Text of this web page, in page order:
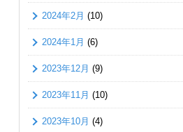
2024年2月 (10)
2024年1月 (6)
2023年12月 (9)
2023年11月 (10)
2023年10月 (4)